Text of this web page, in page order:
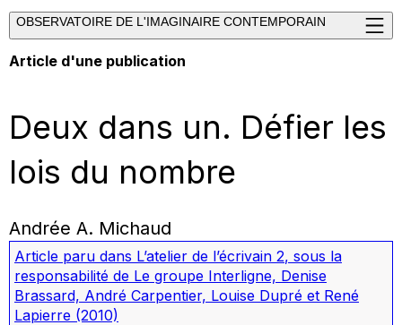
OBSERVATOIRE DE L'IMAGINAIRE CONTEMPORAIN
Article d'une publication
Deux dans un. Défier les
lois du nombre
Andrée A. Michaud
Article paru dans L’atelier de l’écrivain 2, sous la
responsabilité de Le groupe Interligne, Denise
Brassard, André Carpentier, Louise Dupré et René
Lapierre (2010)